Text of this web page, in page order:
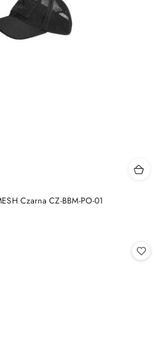
Czarna CZ-BBM-PO-01